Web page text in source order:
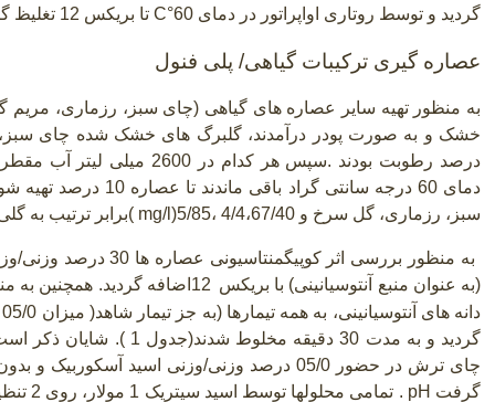
گردید و توسط روتاری اواپراتور در دمای C°60 تا بریکس 12 تغلیظ گردید (کومار و همکاران
عصاره گیری ترکیبات گیاهی/ پلی فنول
درصد رطوبت بودند .
دمای 60 درجه سانتی
سبز، رزماری، گل سرخ و 4/4،67/40 ،5/85
( mg/l)برابر ترتیب به
به منظور بررسی اثر
(به عنوان منبع آنتوسیانینی) با بریکس 12 اضافه گردید. همچنین
دانه های آنتوسیانینی، به همه تیمارها)
گردید و به مدت 30 دقیقه
چای ترش در حضور 05/0 درصد وزنی/وزنی اسید
گرفت . pH